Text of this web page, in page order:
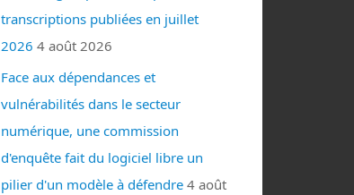
transcriptions publiées en juillet
2026 4 août 2026
Face aux dépendances et
vulnérabilités dans le secteur
numérique, une commission
d'enquête fait du logiciel libre un
pilier d'un modèle à défendre 4 août